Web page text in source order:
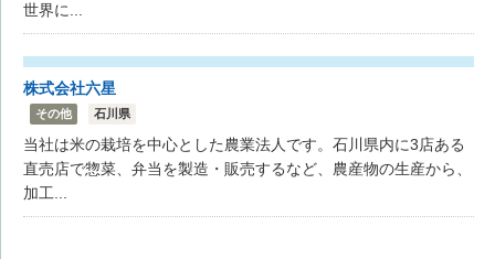
世界に...
株式会社六星
その他 石川県
当社は米の栽培を中心とした農業法人です。石川県内に3店ある
直売店で惣菜、弁当を製造・販売するなど、農産物の生産から、
加工...